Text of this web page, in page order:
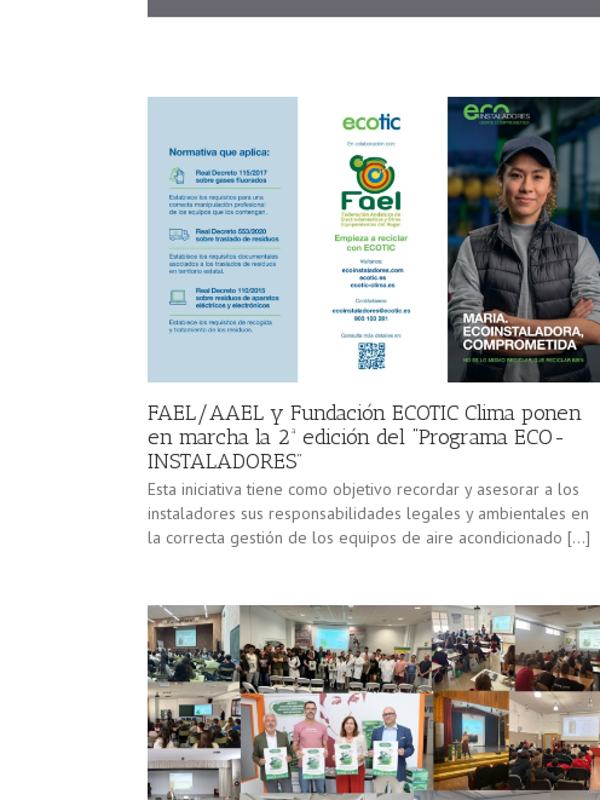
FAEL/AAEL y Fundación ECOTIC Clima ponen
en marcha la 2ª edición del “Programa ECO-
INSTALADORES”
Esta iniciativa tiene como objetivo recordar y asesorar a los
instaladores sus responsabilidades legales y ambientales en
la correcta gestión de los equipos de aire acondicionado […]